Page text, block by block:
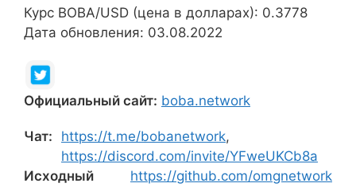
Курс BOBA/USD (цена в долларах): 0.3778
Дата обновления: 03.08.2022
Официальный сайт: boba.network
Чат: https://t.me/bobanetwork,
https://discord.com/invite/YFweUKCb8a
Исходный
https://github.com/omgnetwork